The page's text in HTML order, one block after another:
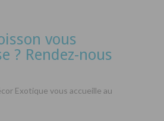
vous
? Rendez-nous
Exotique vous accueille au